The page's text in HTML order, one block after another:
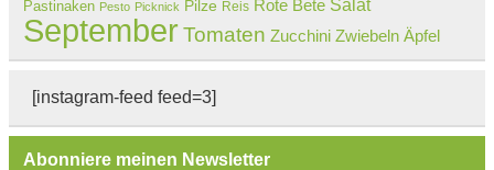
Pastinaken Pesto Picknick Pilze Reis Rote Bete Salat
September Tomaten Zucchini Zwiebeln Äpfel
[instagram-feed feed=3]
Abonniere meinen Newsletter